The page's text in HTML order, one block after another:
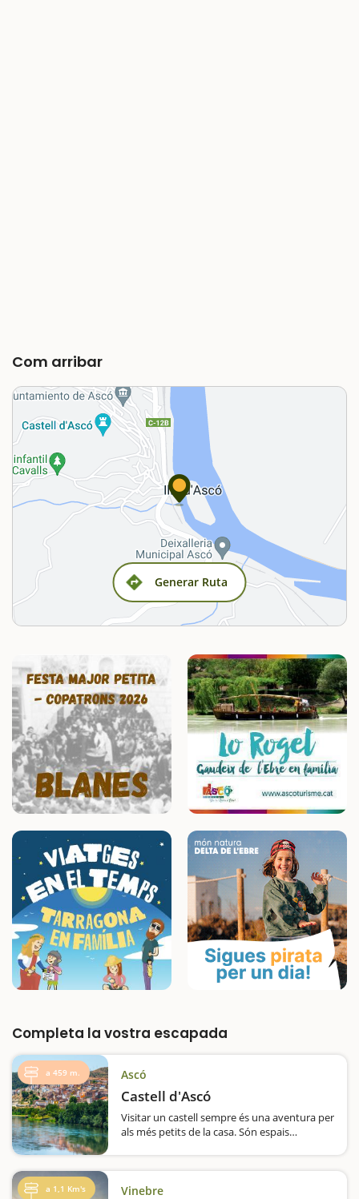
Com arribar
Generar Ruta
Completa la vostra escapada
a 459 m. Ascó
Castell d'Ascó
Visitar un castell sempre és una aventura per
als més petits de la casa. Són espais
sempre amb formes capritxoses, amb
llegendes i històries…
a 1,1 Km's Vinebre